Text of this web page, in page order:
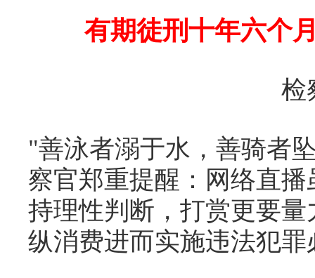
有期徒刑十年六个
检
"善泳者溺于水，善骑者
察官郑重提醒：网络直
持理性判断，打赏更要
纵消费进而实施违法犯